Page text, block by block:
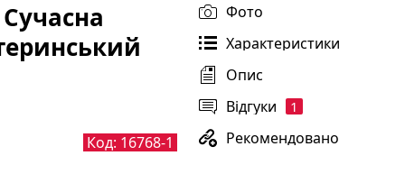
Фото
Характеристики
Опис
Відгуки
1
Рекомендовано
Код: 16768-1